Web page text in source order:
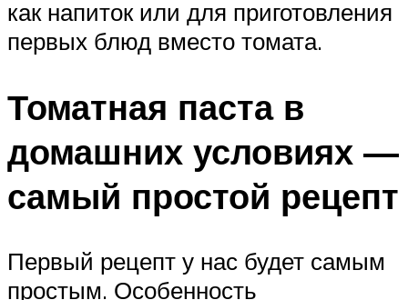
как напиток или для приготовления
первых блюд вместо томата.
Томатная паста в
домашних условиях —
самый простой рецепт
Первый рецепт у нас будет самым
простым. Особенность